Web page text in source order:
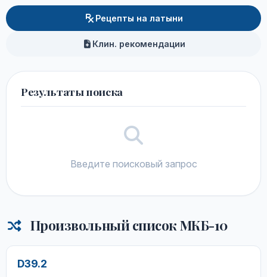
Рецепты на латыни
Клин. рекомендации
Результаты поиска
Введите поисковый запрос
Произвольный список МКБ-10
D39.2